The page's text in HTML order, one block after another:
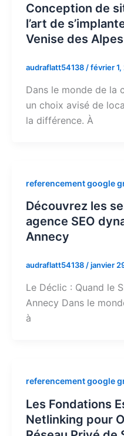
Conception de
l’art de
Venise des Alpes
audraflatt54138 /février
Dans le monde de la
un choix avisé de
la différence. À
referencement google
Découvrez les
agence SEO
Annecy
audraflatt54138/janvier
Le Déclic : Quand le
Annecy Dans le
à
referencement google
Les Fondations
Netlinking pour